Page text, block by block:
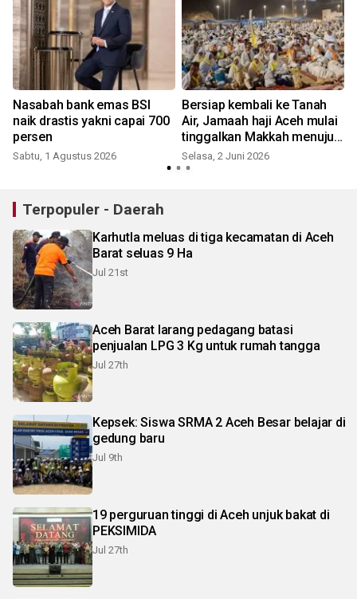
Nasabah bank emas BSI
naik drastis yakni capai 700
persen
Sabtu, 1 Agustus 2026
Bersiap kembali ke Tanah
Air, Jamaah haji Aceh mulai
tinggalkan Makkah menuju
Madinah
Selasa, 2 Juni 2026
Terpopuler - Daerah
Karhutla meluas di tiga kecamatan di Aceh
Barat seluas 9 Ha
Jul 21st
Aceh Barat larang pedagang batasi
penjualan LPG 3 Kg untuk rumah tangga
Jul 27th
Kepsek: Siswa SRMA 2 Aceh Besar belajar di
gedung baru
Jul 9th
19 perguruan tinggi di Aceh unjuk bakat di
PEKSIMIDA
Jul 27th